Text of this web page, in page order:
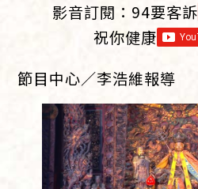
影音訂閱： 94要客訴
祝你健康
節目中心／李浩維報導